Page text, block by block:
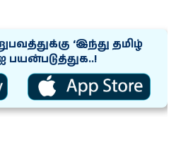
‘இந்து தமிழ்
பயன்படுத்துக..!